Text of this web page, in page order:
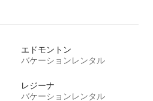
エドモントン
バケーションレンタル
レジーナ
バケーションレンタル